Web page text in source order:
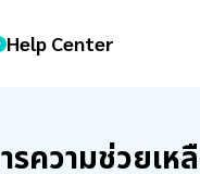
Help Center
รความช่วยเห